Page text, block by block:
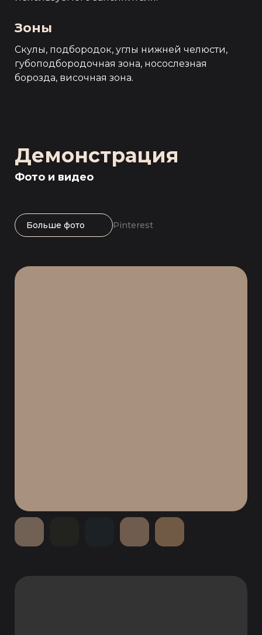
Зоны
Скулы, подбородок, углы нижней челюсти,
губоподбородочная зона, носослезная
борозда, височная зона.
Демонстрация
Фото и видео
Больше фото Pinterest